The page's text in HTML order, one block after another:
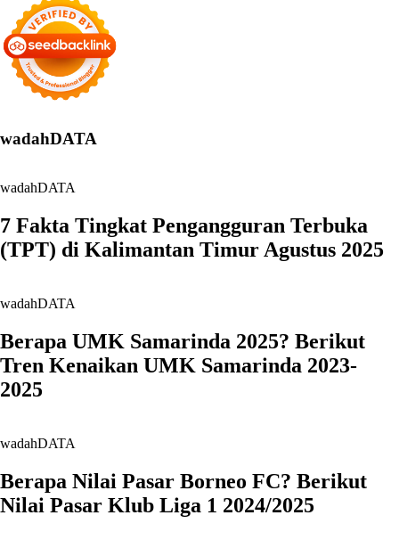
wadahDATA
wadahDATA
7 Fakta Tingkat Pengangguran Terbuka
(TPT) di Kalimantan Timur Agustus 2025
wadahDATA
Berapa UMK Samarinda 2025? Berikut
Tren Kenaikan UMK Samarinda 2023-
2025
wadahDATA
Berapa Nilai Pasar Borneo FC? Berikut
Nilai Pasar Klub Liga 1 2024/2025